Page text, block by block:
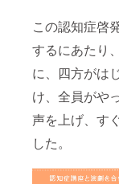
この認知症啓
するにあたり
に、四方がは
け、全員がや
声を上げ、す
した。